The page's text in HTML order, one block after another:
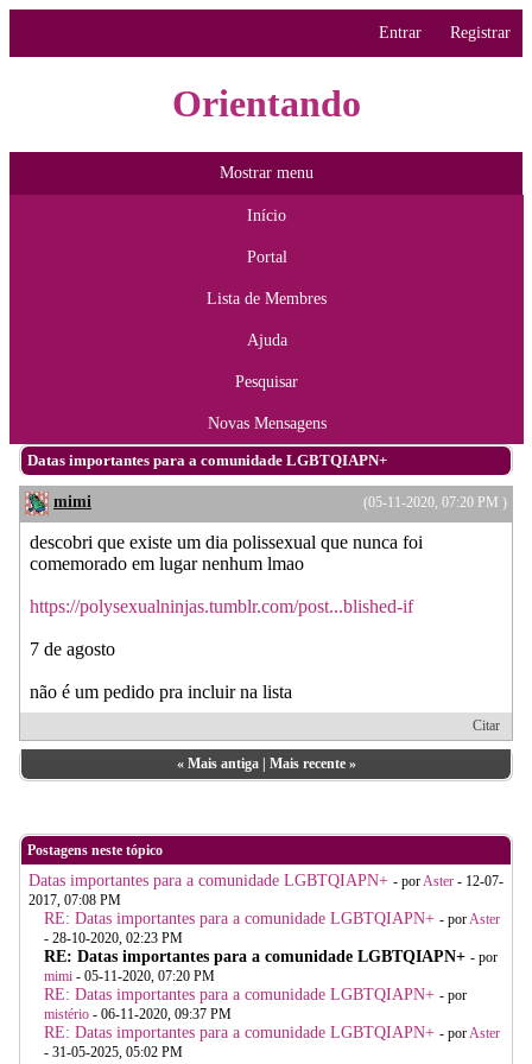
Entrar Registrar
Orientando
Mostrar menu
Início
Portal
Lista de Membres
Ajuda
Pesquisar
Novas Mensagens
Datas importantes para a comunidade LGBTQIAPN+
(05-11-2020, 07:20 PM )
mimi
descobri que existe um dia polissexual que nunca foi
comemorado em lugar nenhum lmao
https://polysexualninjas.tumblr.com/post...blished-if
7 de agosto
não é um pedido pra incluir na lista
Citar
« Mais antiga| Mais recente»
Postagens neste tópico
Datas importantes para a comunidade LGBTQIAPN+ - porAster - 12-07-
2017, 07:08 PM
RE: Datas importantes para a comunidade LGBTQIAPN+ - porAster
- 28-10-2020, 02:23 PM
RE: Datas importantes para a comunidade LGBTQIAPN+ - por
mimi - 05-11-2020, 07:20 PM
RE: Datas importantes para a comunidade LGBTQIAPN+ - por
mistério - 06-11-2020, 09:37 PM
RE: Datas importantes para a comunidade LGBTQIAPN+ - porAster
- 31-05-2025, 05:02 PM